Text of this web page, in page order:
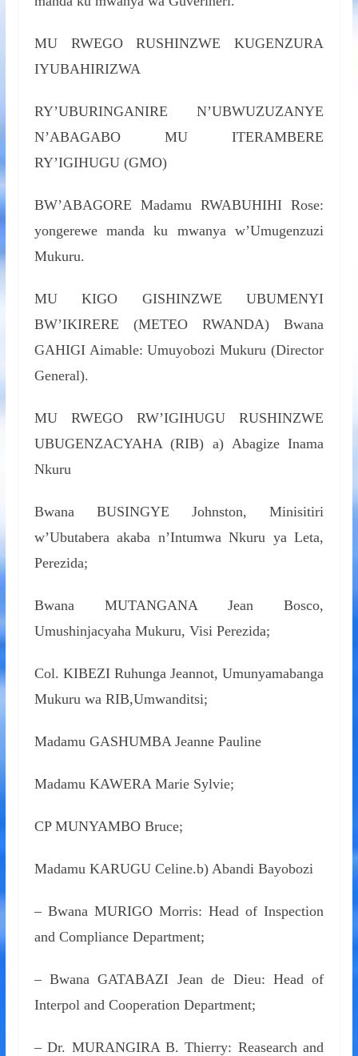
MU RWEGO RUSHINZWE KUGENZURA
IYUBAHIRIZWA
RY’UBURINGANIRE N’UBWUZUZANYE
N’ABAGABO MU ITERAMBERE
RY’IGIHUGU (GMO)
BW’ABAGORE Madamu RWABUHIHI Rose:
yongerewe manda ku mwanya w’Umugenzuzi
Mukuru.
MU KIGO GISHINZWE UBUMENYI
BW’IKIRERE (METEO RWANDA) Bwana
GAHIGI Aimable: Umuyobozi Mukuru (Director
General).
MU RWEGO RW’IGIHUGU RUSHINZWE
UBUGENZACYAHA (RIB) a) Abagize Inama
Nkuru
Bwana BUSINGYE Johnston, Minisitiri
w’Ubutabera akaba n’Intumwa Nkuru ya Leta,
Perezida;
Bwana MUTANGANA Jean Bosco,
Umushinjacyaha Mukuru, Visi Perezida;
Col. KIBEZI Ruhunga Jeannot, Umunyamabanga
Mukuru wa RIB,Umwanditsi;
Madamu GASHUMBA Jeanne Pauline
Madamu KAWERA Marie Sylvie;
CP MUNYAMBO Bruce;
Madamu KARUGU Celine.b) Abandi Bayobozi
– Bwana MURIGO Morris: Head of Inspection
and Compliance Department;
– Bwana GATABAZI Jean de Dieu: Head of
Interpol and Cooperation Department;
– Dr. MURANGIRA B. Thierry: Reasearch and